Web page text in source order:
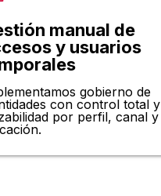
manual de
y usuarios
gobierno de
con control total y
por perfil, canal y